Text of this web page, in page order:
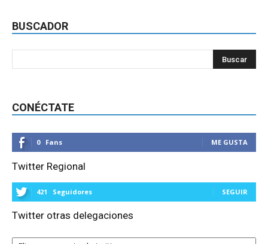
BUSCADOR
CONÉCTATE
0 Fans ME GUSTA
Twitter Regional
421 Seguidores SEGUIR
Twitter otras delegaciones